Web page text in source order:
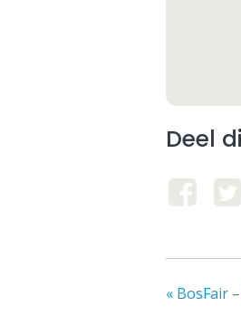
Deel
« BosFair